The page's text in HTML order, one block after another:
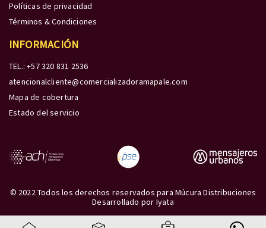
Políticas de privacidad
Términos & Condiciones
INFORMACIÓN
TEL.: +57 320 831 2536
atencionalcliente@comercializadoramapale.com
Mapa de cobertura
Estado del servicio
© 2022 Todos los derechos reservados para Múcura Distribuciones
Desarrollado por Iyata